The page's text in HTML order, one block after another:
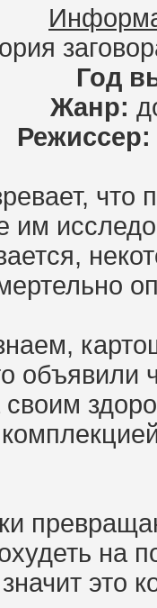
Год
Жанр:
Режиссер:
им
объявили
своим
на
значит это